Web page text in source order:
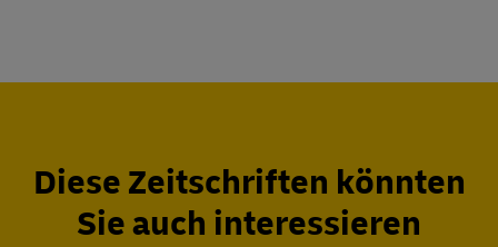
Diese Zeitschriften könnten
Sie auch interessieren